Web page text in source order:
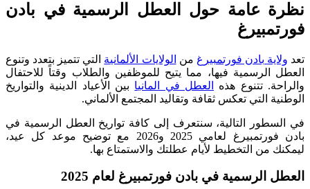
نظرة عامة حول العطل الرسمية في بادن
فورتمبيرغ
تعد ولاية بادن فورتمبيرغ من الولايات الألمانية التي تتميز بتعدد وتنوع
العطل الرسمية فيها، مما يتيح للموظفين والطلاب وقتاً للاحتفال
والراحة. تتنوع هذه
العطل في المانيا بين الأعياد الدينية والتواريخ
الوطنية التي تعكس ثقافة وتقاليد المجتمع الألماني.
في السطور التالية، سنتعرف إلى كافة تواريخ العطل الرسمية في
بادن فورتمبيرغ لعامي 2025 و2026 مع توضيح موعد كل عيد،
ليمكنك من التخطيط لأيام عطلتك والاستمتاع بها.
العطل الرسمية في بادن فورتمبيرغ لعام 2025